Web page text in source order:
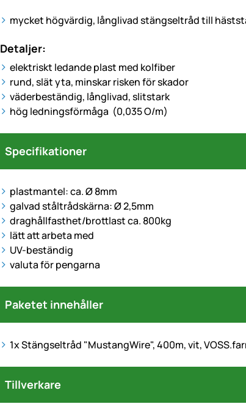
mycket högvärdig, långlivad stängseltråd till
Detaljer:
elektriskt ledande plast med kolfiber
rund, slät yta, minskar risken för skador
väderbeständig, långlivad, slitstark
hög ledningsförmåga (0,035 O/m)
Specifikationer
plastmantel: ca. Ø 8mm
galvad ståltrådskärna: Ø 2,5mm
draghållfasthet/brottlast ca. 800kg
lätt att arbeta med
UV-beständig
valuta för pengarna
Paketet innehåller
1x Stängseltråd "MustangWire", 400m, vit,
Tillverkare